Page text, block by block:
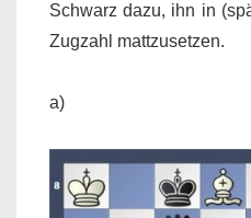
Schwarz dazu, ihn in
Zugzahl mattzusetzen.
a)